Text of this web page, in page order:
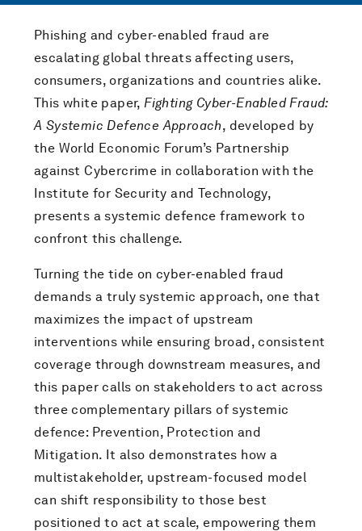
Phishing and cyber-enabled fraud are
escalating global threats affecting users,
consumers, organizations and countries alike.
This white paper, Fighting Cyber-Enabled Fraud:
A Systemic Defence Approach, developed by
the World Economic Forum’s Partnership
against Cybercrime in collaboration with the
Institute for Security and Technology,
presents a systemic defence framework to
confront this challenge.
Turning the tide on cyber-enabled fraud
demands a truly systemic approach, one that
maximizes the impact of upstream
interventions while ensuring broad, consistent
coverage through downstream measures, and
this paper calls on stakeholders to act across
three complementary pillars of systemic
defence: Prevention, Protection and
Mitigation. It also demonstrates how a
multistakeholder, upstream-focused model
can shift responsibility to those best
positioned to act at scale, empowering them